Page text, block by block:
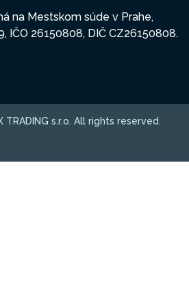
na Mestskom súde v Prahe,
IČO 26150808, DIČ CZ26150808.
s.r.o. All rights reserved.